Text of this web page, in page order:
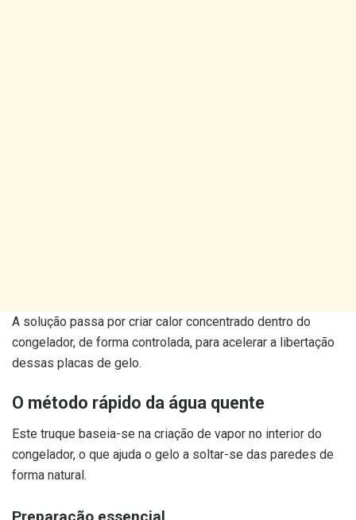
A solução passa por criar calor concentrado dentro do
congelador, de forma controlada, para acelerar a libertação
dessas placas de gelo.
O método rápido da água quente
Este truque baseia-se na criação de vapor no interior do
congelador, o que ajuda o gelo a soltar-se das paredes de
forma natural.